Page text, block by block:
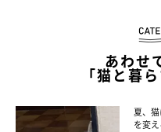
あわせ
「猫と暮
夏、
を変